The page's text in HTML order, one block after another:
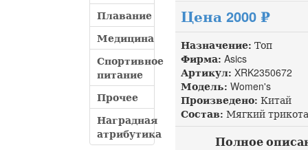
Плавание
Медицина
Спортивное
питание
Прочее
Наградная
атрибутика
Цена 2000 ₽
Назначение: Топ
Фирма: Asics
Артикул: XRK2350672
Модель: Women's
Произведено: Китай
Состав: Мягкий
Полное